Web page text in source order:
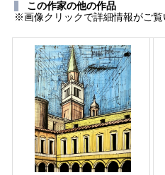
この作家の他の作品
※画像クリックで詳細情報がご覧